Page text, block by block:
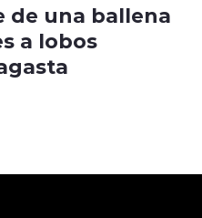
de una ballena
a lobos